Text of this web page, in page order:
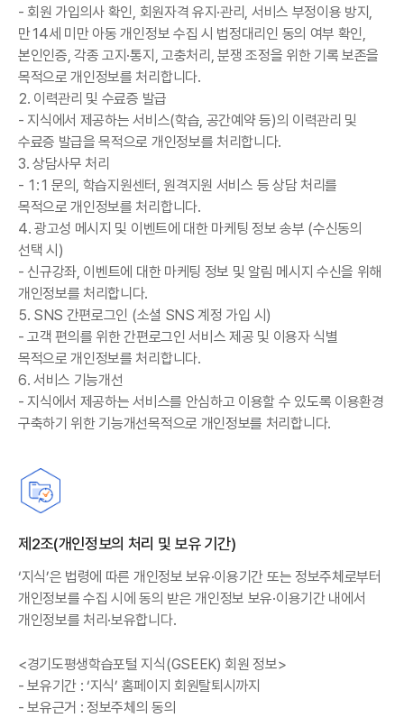
- 회원 가입의사 확인, 회원자격 유지·관리, 서비스 부정이용 방지,
만14세 미만 아동 개인정보 수집 시 법정대리인 동의 여부 확인,
본인인증, 각종 고지·통지, 고충처리, 분쟁 조정을 위한 기록 보존을
목적으로 개인정보를 처리합니다.
2. 이력관리 및 수료증 발급
- 지식에서 제공하는 서비스(학습, 공간예약 등)의 이력관리 및
수료증 발급을 목적으로 개인정보를 처리합니다.
3. 상담사무 처리
- 1:1 문의, 학습지원센터, 원격지원 서비스 등 상담 처리를
목적으로 개인정보를 처리합니다.
4. 광고성 메시지 및 이벤트에 대한 마케팅 정보 송부 (수신동의
선택 시)
- 신규강좌, 이벤트에 대한 마케팅 정보 및 알림 메시지 수신을 위해
개인정보를 처리합니다.
5. SNS 간편로그인 (소셜 SNS 계정 가입 시)
- 고객 편의를 위한 간편로그인 서비스 제공 및 이용자 식별
목적으로 개인정보를 처리합니다.
6. 서비스 기능개선
- 지식에서 제공하는 서비스를 안심하고 이용할 수 있도록 이용환경
구축하기 위한 기능개선목적으로 개인정보를 처리합니다.
제2조(개인정보의 처리 및 보유 기간)
‘지식’은 법령에 따른 개인정보 보유·이용기간 또는 정보주체로부터
개인정보를 수집 시에 동의 받은 개인정보 보유·이용기간 내에서
개인정보를 처리·보유합니다.
<경기도평생학습포털 지식(GSEEK) 회원 정보>
- 보유기간 : ‘지식’ 홈페이지 회원탈퇴시까지
- 보유근거 : 정보주체의 동의